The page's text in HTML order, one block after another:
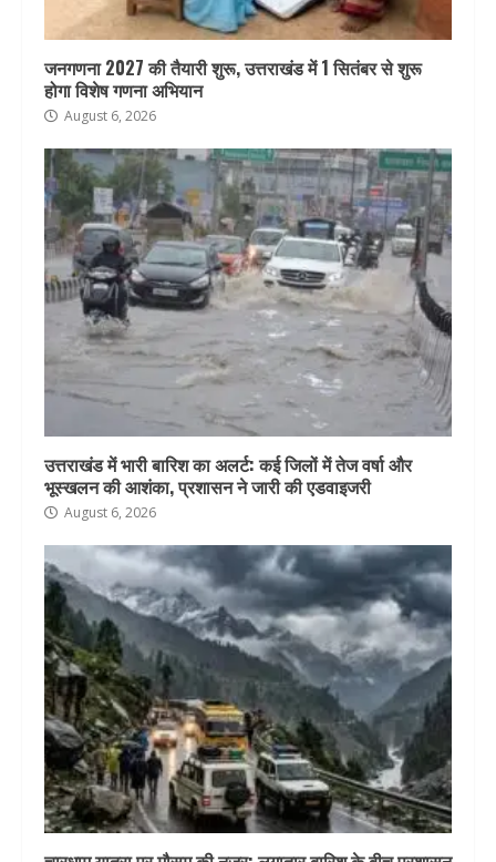
जनगणना 2027 की तैयारी शुरू, उत्तराखंड में 1 सितंबर से शुरू
होगा विशेष गणना अभियान
August 6, 2026
उत्तराखंड में भारी बारिश का अलर्ट: कई जिलों में तेज वर्षा और
भूस्खलन की आशंका, प्रशासन ने जारी की एडवाइजरी
August 6, 2026